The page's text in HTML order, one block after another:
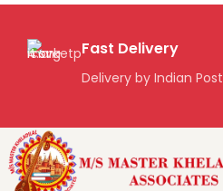
Fast Delivery
Delivery by Indian Post